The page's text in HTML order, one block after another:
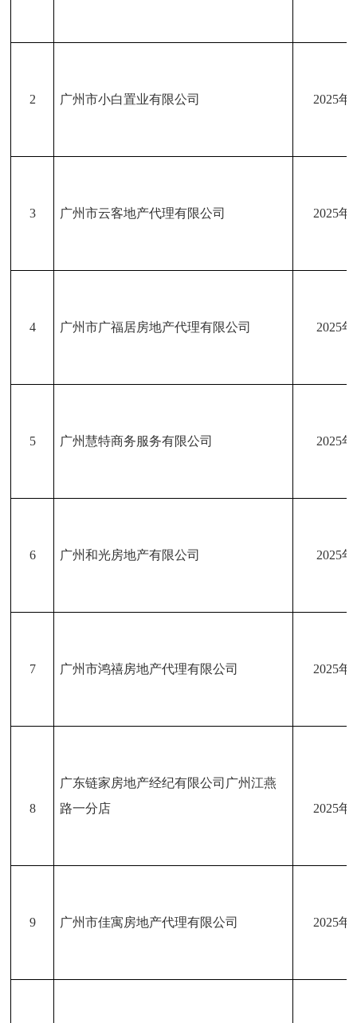
2 广州市小白置业有限公司 2025年
3 广州市云客地产代理有限公司 2025年
4 广州市广福居房地产代理有限公司 2025
5 广州慧特商务服务有限公司 2025
6 广州和光房地产有限公司 2025
7 广州市鸿禧房地产代理有限公司 2025年
8
广东链家房地产经纪有限公司广州江燕
路一分店
2025年
9 广州市佳寓房地产代理有限公司 2025年